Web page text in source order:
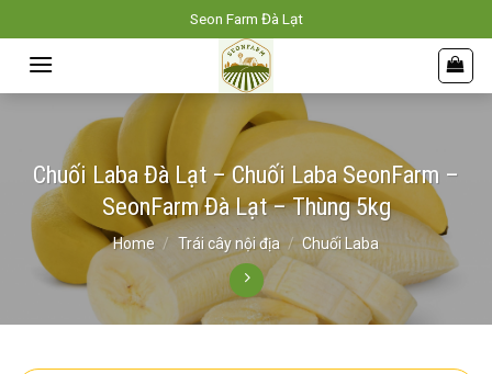
to
content
Seon Farm Đà Lạt
Chuối Laba Đà Lạt – Chuối Laba SeonFarm –
SeonFarm Đà Lạt – Thùng 5kg
Home / Trái cây nội địa / Chuối Laba